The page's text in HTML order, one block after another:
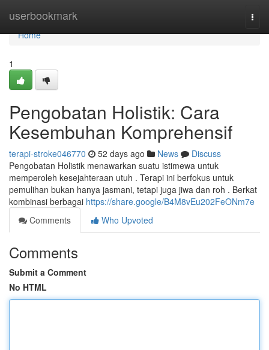
userbookmark
Home
Home
1
Pengobatan Holistik: Cara
Kesembuhan Komprehensif
terapi-stroke046770 52 days ago News
Discuss
Pengobatan Holistik menawarkan suatu istimewa untuk
memperoleh kesejahteraan utuh . Terapi ini berfokus untuk
pemulihan bukan hanya jasmani, tetapi juga jiwa dan roh . Berkat
kombinasi berbagai https://share.google/B4M8vEu202FeONm7e
Comments
Who Upvoted
Comments
Submit a Comment
No HTML